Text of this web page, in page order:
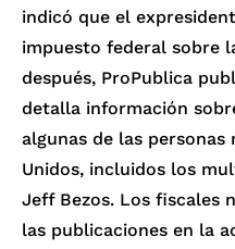
indicó que el
impuesto federal sobre
después, ProPublica
detalla información
algunas de las personas
Unidos, incluidos los
Jeff Bezos. Los fiscales
las publicaciones en la